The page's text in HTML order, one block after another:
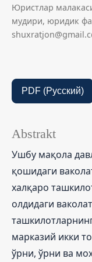
Юристлар
мудири, юридик
PDF (Русский)
Abstrakt
Ушбу мақола
қошидаги
халқаро
олдидаги
марказий икки
ўрни, ўрни ва